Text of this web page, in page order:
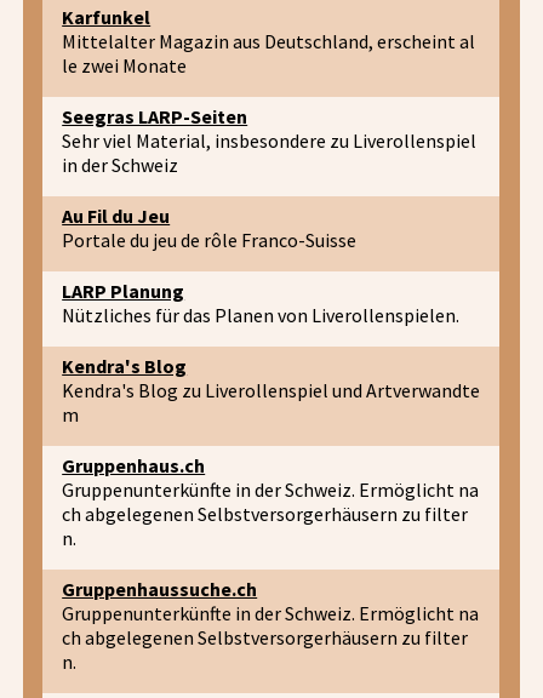
Karfunkel
Mittelalter Magazin aus Deutschland, erscheint al
le zwei Monate
Seegras LARP-Seiten
Sehr viel Material, insbesondere zu Liverollenspiel
in der Schweiz
Au Fil du Jeu
Portale du jeu de rôle Franco-Suisse
LARP Planung
Nützliches für das Planen von Liverollenspielen.
Kendra's Blog
Kendra's Blog zu Liverollenspiel und Artverwandte
m
Gruppenhaus.ch
Gruppenunterkünfte in der Schweiz. Ermöglicht na
ch abgelegenen Selbstversorgerhäusern zu filter
n.
Gruppenhaussuche.ch
Gruppenunterkünfte in der Schweiz. Ermöglicht na
ch abgelegenen Selbstversorgerhäusern zu filter
n.